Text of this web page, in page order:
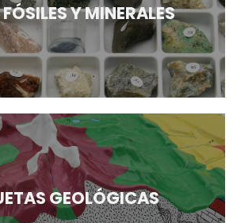
Y MINERALES
GEOLÓGICAS